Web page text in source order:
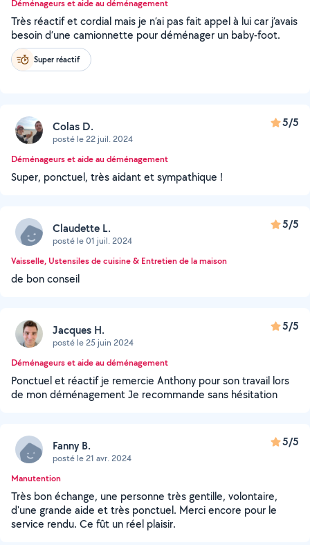
Déménageurs et aide au déménagement
Très réactif et cordial mais je n’ai pas fait appel à lui car j’avais
besoin d’une camionnette pour déménager un baby-foot.
Super réactif
Colas D.
posté le 22 juil. 2024
5/5
Déménageurs et aide au déménagement
Super, ponctuel, très aidant et sympathique !
Claudette L.
posté le 01 juil. 2024
5/5
Vaisselle, Ustensiles de cuisine & Entretien de la maison
de bon conseil
Jacques H.
posté le 25 juin 2024
5/5
Déménageurs et aide au déménagement
Ponctuel et réactif je remercie Anthony pour son travail lors
de mon déménagement Je recommande sans hésitation
Fanny B.
posté le 21 avr. 2024
5/5
Manutention
Très bon échange, une personne très gentille, volontaire,
d'une grande aide et très ponctuel. Merci encore pour le
service rendu. Ce fût un réel plaisir.